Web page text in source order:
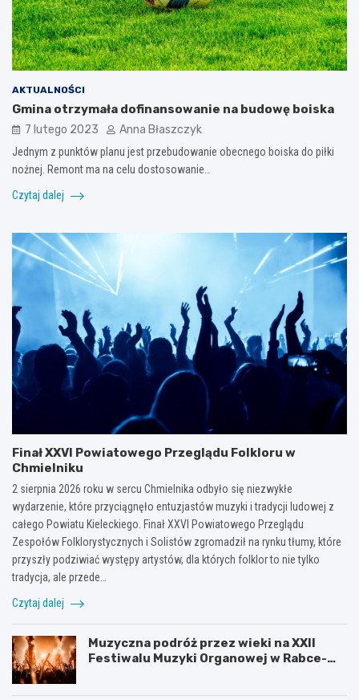
AKTUALNOŚCI
Gmina otrzymała dofinansowanie na budowę boiska
7 lutego 2023 Anna Błaszczyk
Jednym z punktów planu jest przebudowanie obecnego boiska do piłki
nożnej. Remont ma na celu dostosowanie…
Czytaj dalej
Finał XXVI Powiatowego Przeglądu Folkloru w
Chmielniku
2 sierpnia 2026 roku w sercu Chmielnika odbyło się niezwykłe
wydarzenie, które przyciągnęło entuzjastów muzyki i tradycji ludowej z
całego Powiatu Kieleckiego. Finał XXVI Powiatowego Przeglądu
Zespołów Folklorystycznych i Solistów zgromadził na rynku tłumy, które
przyszły podziwiać występy artystów, dla których folklor to nie tylko
tradycja, ale przede…
Czytaj dalej
Muzyczna podróż przez wieki na XXII
Festiwalu Muzyki Organowej w Rabce-